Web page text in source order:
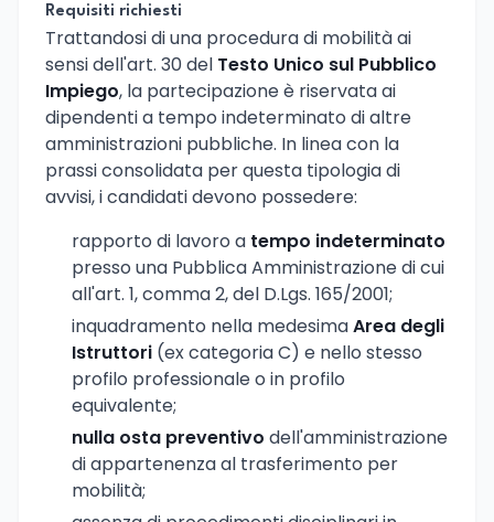
Requisiti richiesti
Trattandosi di una procedura di mobilità ai
sensi dell'art. 30 del Testo Unico sul Pubblico
Impiego, la partecipazione è riservata ai
dipendenti a tempo indeterminato di altre
amministrazioni pubbliche. In linea con la
prassi consolidata per questa tipologia di
avvisi, i candidati devono possedere:
rapporto di lavoro a tempo indeterminato
presso una Pubblica Amministrazione di cui
all'art. 1, comma 2, del D.Lgs. 165/2001;
inquadramento nella medesimaArea degli
Istruttori (ex categoria C) e nello stesso
profilo professionale o in profilo
equivalente;
nulla osta preventivo dell'amministrazione
di appartenenza al trasferimento per
mobilità;